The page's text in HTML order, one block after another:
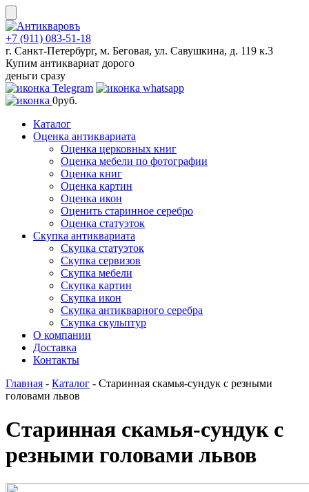
Skip
to
content
+7 (911) 083-51-18
г. Санкт-Петербург, м. Беговая, ул. Савушкина, д. 119 к.3
Купим антиквариат дорого
деньги сразу
0руб.
Каталог
Оценка антиквариата
Оценка церковных книг
Оценка мебели по фотографии
Оценка книг
Оценка картин
Оценка икон
Оценить старинное серебро
Оценка статуэток
Скупка антиквариата
Скупка статуэток
Скупка сервизов
Скупка мебели
Скупка картин
Скупка икон
Скупка антикварного серебра
Скупка скульптур
О компании
Доставка
Контакты
Главная - Каталог - Старинная скамья-сундук с резными
головами львов
Старинная скамья-сундук с
резными головами львов